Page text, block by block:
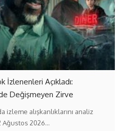
İzlenenleri Açıkladı:
Değişmeyen Zirve
alışkanlıklarını analiz
Ağustos 2026…